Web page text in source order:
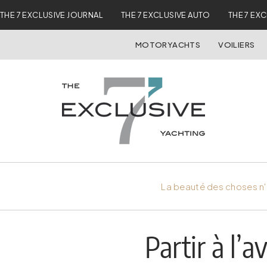
THE 7 EXCLUSIVE JOURNAL THE 7 EXCLUSIVE AUTO THE 7
MOTORYACHTS VOILIERS
La beauté des choses
Partir à